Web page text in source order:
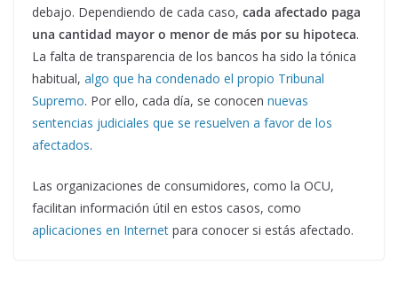
debajo. Dependiendo de cada caso, cada afectado paga
una cantidad mayor o menor de más por su hipoteca.
La falta de transparencia de los bancos ha sido la tónica
habitual, algo que ha condenado el propio Tribunal
Supremo. Por ello, cada día, se conocen nuevas
sentencias judiciales que se resuelven a favor de los
afectados.
Las organizaciones de consumidores, como la OCU,
facilitan información útil en estos casos, como
aplicaciones en Internet para conocer si estás afectado.